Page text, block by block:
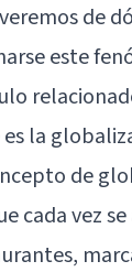
de
este
es la
de
cada vez